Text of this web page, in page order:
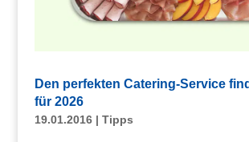
Den perfekten Catering-Service
für 2026
19.01.2016| Tipps